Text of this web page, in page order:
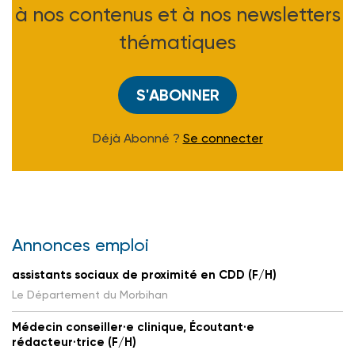
à nos contenus et à nos newsletters
thématiques
S'ABONNER
Déjà Abonné ? Se connecter
Annonces emploi
assistants sociaux de proximité en CDD (F/H)
Le Département du Morbihan
Médecin conseiller·e clinique, Écoutant·e
rédacteur·trice (F/H)